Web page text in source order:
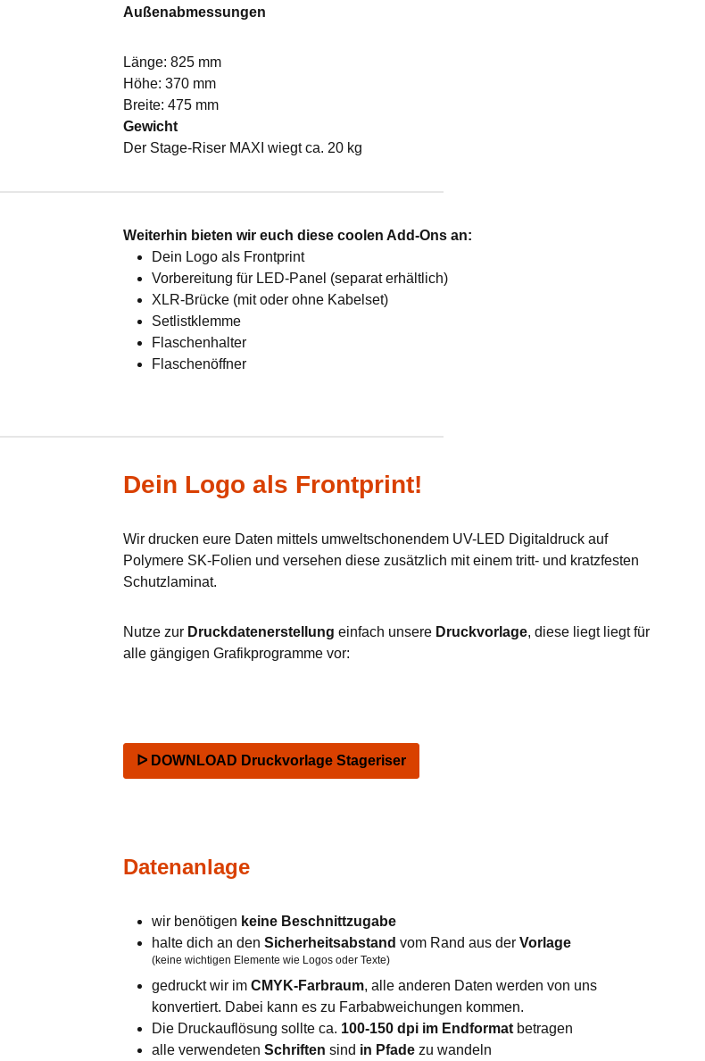
Außenabmessungen
Länge: 825 mm
Höhe: 370 mm
Breite: 475 mm
Gewicht
Der Stage-Riser MAXI wiegt ca. 20 kg
Weiterhin bieten wir euch diese coolen Add-Ons an:
Dein Logo als Frontprint
Vorbereitung für LED-Panel (separat erhältlich)
XLR-Brücke (mit oder ohne Kabelset)
Setlistklemme
Flaschenhalter
Flaschenöffner
Dein Logo als Frontprint!
Wir drucken eure Daten mittels umweltschonendem UV-LED Digitaldruck auf
Polymere SK-Folien und versehen diese zusätzlich mit einem tritt- und kratzfesten
Schutzlaminat.
Nutze zur Druckdatenerstellung einfach unsere Druckvorlage, diese liegt liegt für
alle gängigen Grafikprogramme vor:
ᐅ DOWNLOAD Druckvorlage Stageriser
Datenanlage
wir benötigen keine Beschnittzugabe
halte dich an den Sicherheitsabstand vom Rand aus der Vorlage
(keine wichtigen Elemente wie Logos oder Texte)
gedruckt wir im CMYK-Farbraum, alle anderen Daten werden von uns
konvertiert. Dabei kann es zu Farbabweichungen kommen.
Die Druckauflösung sollte ca. 100-150 dpi im Endformat betragen
alle verwendeten Schriften sind in Pfade zu wandeln